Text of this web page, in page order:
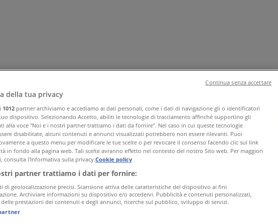
e corpoBricolageArredamentoMotoriSalute e BenessereInfanzia e giochi
della tua privacy
1012 partner archiviamo e accediamo ai dati personali, come i dati di navigazione gli o identificatori
dispositivo. Selezionando Accetto, abiliti le tecnologie di tracciamento affinché supportino gli
alla voce "Noi e i nostri partner trattiamo i dati da fornire". Nel caso in cui queste tecnologie
disabilitate, alcuni contenuti e annunci visualizzati potrebbero non essere rilevanti. Puoi
a questo menu per modificare le tue scelte o per revocare il consenso facendo clic sul link
in fondo alla pagina web. Tali scelte avranno effetto nel contesto del nostro Sito web. Per maggiori
consulta l'Informativa sulla privacy.Cookie policy
partner trattiamo i dati per fornire:
di geolocalizzazione precisi. Scansione attiva delle caratteristiche del dispositivo ai fini
Archiviare informazioni su dispositivo e/o accedervi. Pubblicità e contenuti personalizzati,
prestazioni dei contenuti e degli annunci, ricerche sul pubblico, sviluppo di servizi.
Continua senza accettare